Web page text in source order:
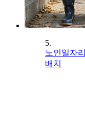
5.
노인일자
배치